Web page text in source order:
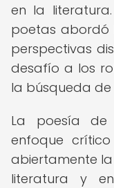
en la
poetas abordó
perspectivas
desafío a los
la búsqueda
La poesía
enfoque
abiertamente
literatura y